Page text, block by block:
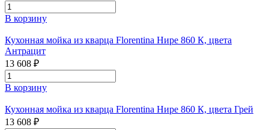
В корзину
Кухонная мойка из кварца Florentina Нире 860 К, цвета
Антрацит
13 608 ₽
В корзину
Кухонная мойка из кварца Florentina Нире 860 К, цвета Грей
13 608 ₽